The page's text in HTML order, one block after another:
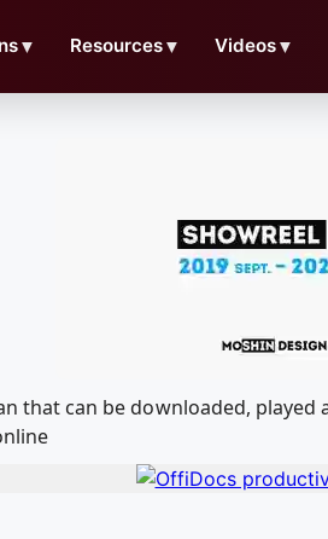
▼ Resources▼ Videos▼
that can be downloaded,